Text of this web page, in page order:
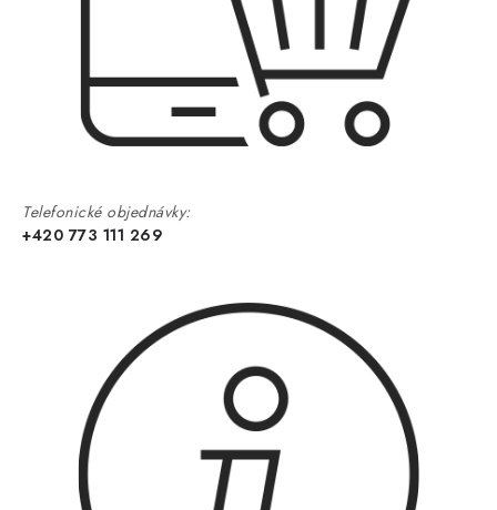
Telefonické objednávky:
+420 773 111 269